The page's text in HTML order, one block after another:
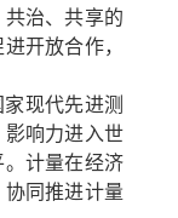
治、共享的
开放合作，
家现代先进测
响力进入世
计量在经济
同推进计量